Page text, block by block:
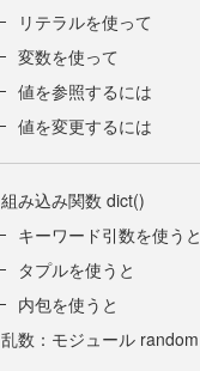
リテラルを使って
変数を使って
値を参照するには
値を変更するには
組み込み関数 dict()
キーワード引数を使うと
タプルを使うと
内包を使うと
乱数：モジュール random